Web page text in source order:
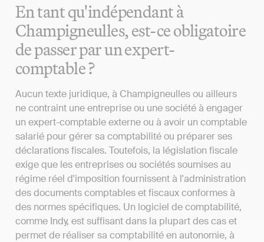
En tant qu'indépendant à
Champigneulles, est-ce obligatoire
de passer par un expert-
comptable ?
Aucun texte juridique, à Champigneulles ou ailleurs
ne contraint une entreprise ou une société à engager
un expert-comptable externe ou à avoir un comptable
salarié pour gérer sa comptabilité ou préparer ses
déclarations fiscales. Toutefois, la législation fiscale
exige que les entreprises ou sociétés soumises au
régime réel d'imposition fournissent à l'administration
des documents comptables et fiscaux conformes à
des normes spécifiques. Un logiciel de comptabilité,
comme Indy, est suffisant dans la plupart des cas et
permet de réaliser sa comptabilité en autonomie, à